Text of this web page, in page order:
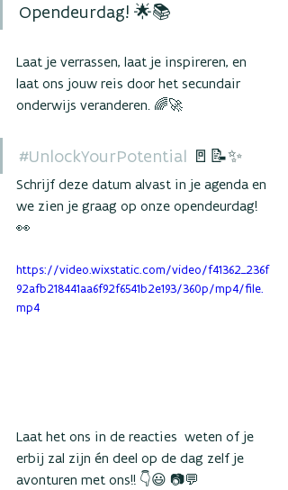
Opendeurdag! 🌟📚
Laat je verrassen, laat je inspireren, en
laat ons jouw reis door het secundair
onderwijs veranderen. 🌈🚀
#UnlockYourPotential 🚪📝✨
Schrijf deze datum alvast in je agenda en
we zien je graag op onze opendeurdag!
👀
https://video.wixstatic.com/video/f41362_236f
92afb218441aa6f92f6541b2e193/360p/mp4/file.
mp4
Laat het ons in de reacties  weten of je
erbij zal zijn én deel op de dag zelf je
avonturen met ons!! 👇😃 📷💬